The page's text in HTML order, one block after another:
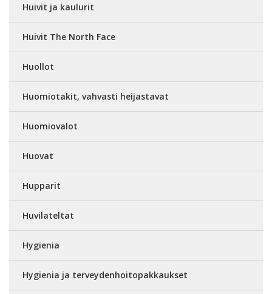
Huivit ja kaulurit
Huivit The North Face
Huollot
Huomiotakit, vahvasti heijastavat
Huomiovalot
Huovat
Hupparit
Huvilateltat
Hygienia
Hygienia ja terveydenhoitopakkaukset